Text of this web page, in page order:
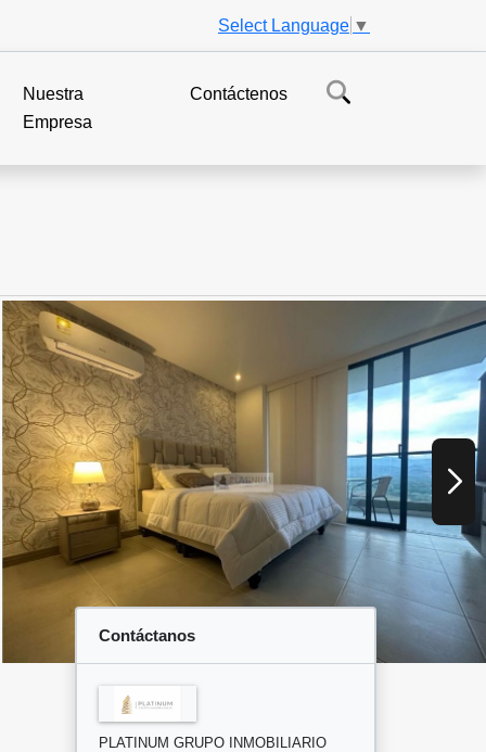
Select Language ▼
Nuestra
Empresa
Contáctenos
Contáctanos
PLATINUM GRUPO INMOBILIARIO